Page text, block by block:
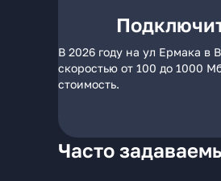
В 2026 году на ул Ермака в
скоростью от 100 до 1000
стоимость.
Часто